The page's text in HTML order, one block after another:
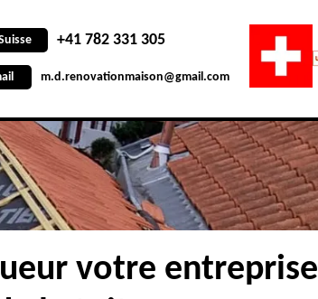
+41 782 331 305
m.d.renovationmaison@gmail.com
votre entreprise